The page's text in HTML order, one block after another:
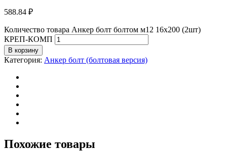
588.84 ₽
Количество товара Анкер болт болтом м12 16х200 (2шт)
КРЕП-КОМП
В корзину
Категория: Анкер болт (болтовая версия)
Похожие товары